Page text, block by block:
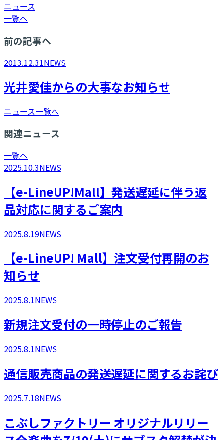
ニュース
一覧へ
前の記事へ
2013.12.31NEWS
光井愛佳からの大事なお知らせ
ニュース一覧へ
関連ニュース
一覧へ
2025.10.3NEWS
【e-LineUP!Mall】発送遅延に伴う返
品対応に関するご案内
2025.8.19NEWS
​【e-LineUP! Mall】注文受付再開のお
知らせ
2025.8.1NEWS
新規注文受付の一時停止のご報告
2025.8.1NEWS
通信販売商品の発送遅延に関するお詫び
2025.7.18NEWS
こぶしファクトリー オリジナルリリー